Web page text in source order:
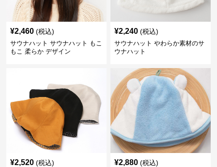
¥2,460 (税込)
サウナハット サウナハット もこ
もこ 柔らか デザイン
¥2,240 (税込)
サウナハット やわらか素材のサ
ウナハット
¥2,520 (税込) ¥2,880 (税込)